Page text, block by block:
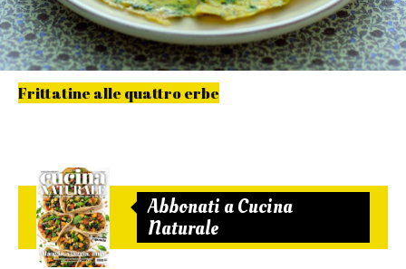
Frittatine alle quattro erbe
Abbonati a Cucina
Naturale